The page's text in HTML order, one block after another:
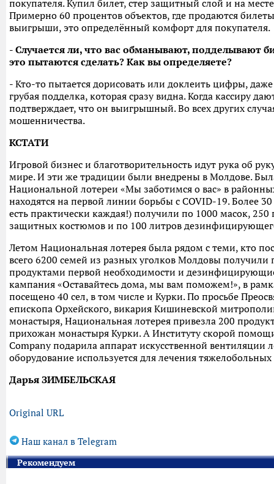
покупателя. Купил билет, стер защитный слой и на
Примерно 60 процентов объектов, где продаются
выигрыши, это определённый комфорт для покупателя.
- Случается ли, что вас обманывают, подделывают
это пытаются сделать? Как вы определяете?
- Кто-то пытается дорисовать или доклеить цифры,
грубая подделка, которая сразу видна. Когда кассиру
подтверждает, что он выигрышный. Во всех других
мошенничества.
КСТАТИ
Игровой бизнес и благотворительность идут рука об
мире. И эти же традиции были внедрены в Молдове.
Национальной лотереи «Мы заботимся о вас» в
находятся на первой линии борьбы с COVID-19. Более
есть практически каждая!) получили по 1000 масок, 250
защитных костюмов и по 100 литров
Летом Национальная лотерея была рядом с теми, кто
всего 6200 семей из разных уголков Молдовы
продуктами первой необходимости и
кампания «Оставайтесь дома, мы вам поможем!», в
посещено 40 сел, в том числе и Курки. По просьбе
епископа Орхейского, викария Кишиневской
монастыря, Национальная лотерея привезла 200
прихожан монастыря Курки. А Институту скорой
Company подарила аппарат искусственной вентиляции
оборудование используется для лечения
Дарья ЗИМБЕЛЬСКАЯ
Original URL
Наш канал в Telegram
Рекомендуем